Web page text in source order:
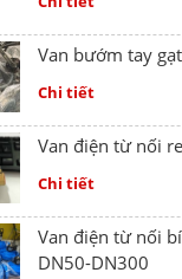
Van bướm tay
Chi tiết
Van điện từ nối
Chi tiết
Van điện từ nối
DN50-DN300